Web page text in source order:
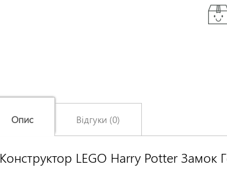
Опис Відгуки (0)
Конструктор LEGO Harry Potter Замок
Залишіть відгук про цей товар першими